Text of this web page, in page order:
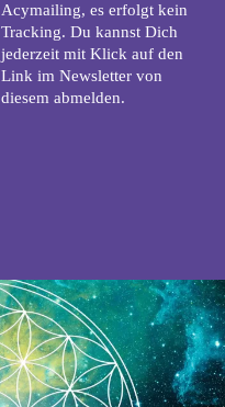
Acymailing, es erfolgt kein
Tracking. Du kannst Dich
jederzeit mit Klick auf den
Link im Newsletter von
diesem abmelden.